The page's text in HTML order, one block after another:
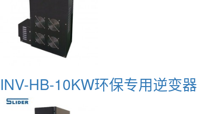
INV-HB-10KW环保专用逆变器